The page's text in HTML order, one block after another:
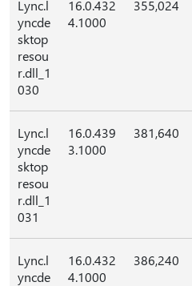
Lync.l
yncde
sktop
resou
r.dll_1
030
16.0.432
4.1000
355,024
Lync.l
yncde
sktop
resou
r.dll_1
031
16.0.439
3.1000
381,640
Lync.l
yncde
16.0.432
4.1000
386,240